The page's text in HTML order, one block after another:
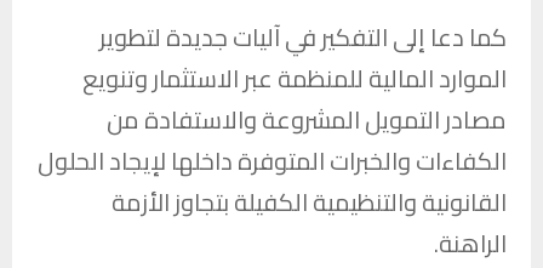
كما دعا إلى التفكير في آليات جديدة لتطوير
الموارد المالية للمنظمة عبر الاستثمار وتنويع
مصادر التمويل المشروعة والاستفادة من
الكفاءات والخبرات المتوفرة داخلها لإيجاد الحلول
القانونية والتنظيمية الكفيلة بتجاوز الأزمة
الراهنة.